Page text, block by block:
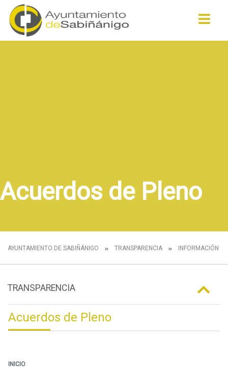
Acuerdos de Pleno
AYUNTAMIENTO DE SABIÑÁNIGO TRANSPARENCIA INFORMACIÓN
TRANSPARENCIA
Acuerdos de Pleno
INICIO